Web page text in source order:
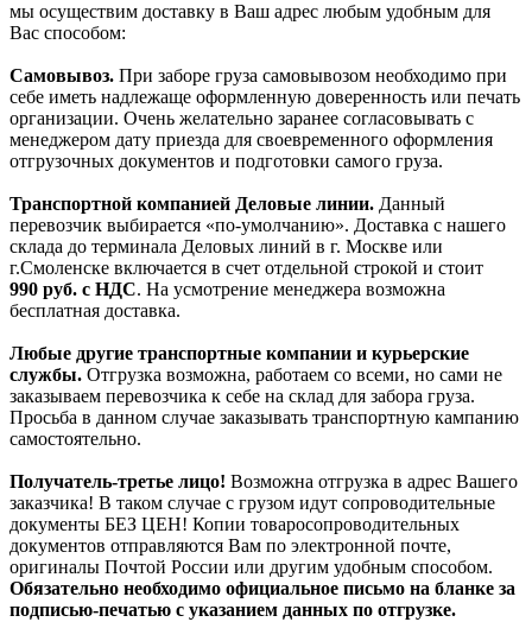
мы осуществим доставку в Ваш адрес любым удобным для
Вас способом:
Самовывоз. При заборе груза самовывозом необходимо при
себе иметь надлежаще оформленную доверенность или печать
организации. Очень желательно заранее согласовывать с
менеджером дату приезда для своевременного оформления
отгрузочных документов и подготовки самого груза.
Транспортной компанией Деловые линии. Данный
перевозчик выбирается «по-умолчанию». Доставка с нашего
склада до терминала Деловых линий в г. Москве или
г.Смоленске включается в счет отдельной строкой и стоит
990 руб. с НДС. На усмотрение менеджера возможна
бесплатная доставка.
Любые другие транспортные компании и курьерские
службы. Отгрузка возможна, работаем со всеми, но сами не
заказываем перевозчика к себе на склад для забора груза.
Просьба в данном случае заказывать транспортную кампанию
самостоятельно.
Получатель-третье лицо! Возможна отгрузка в адрес Вашего
заказчика! В таком случае с грузом идут сопроводительные
документы БЕЗ ЦЕН! Копии товаросопроводительных
документов отправляются Вам по электронной почте,
оригиналы Почтой России или другим удобным способом.
Обязательно необходимо официальное письмо на бланке за
подписью-печатью с указанием данных по отгрузке.